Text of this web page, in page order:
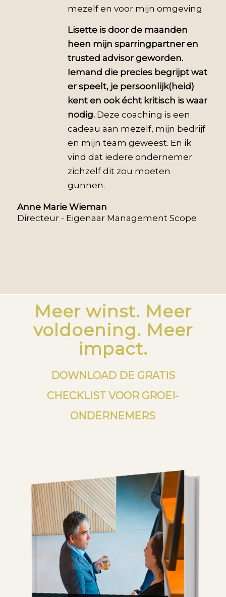
mezelf en voor mijn omgeving.
Lisette is door de maanden
heen mijn sparringpartner en
trusted advisor geworden.
Iemand die precies begrijpt wat
er speelt, je persoonlijk(heid)
kent en ook écht kritisch is waar
nodig.Deze coaching is een
cadeau aan mezelf, mijn bedrijf
en mijn team geweest. En ik
vind dat iedere ondernemer
zichzelf dit zou moeten
gunnen.
Anne Marie Wieman
Directeur - Eigenaar Management Scope
Meer winst. Meer
voldoening. Meer
impact.
DOWNLOAD DE GRATIS
CHECKLIST VOOR GROEI-
ONDERNEMERS